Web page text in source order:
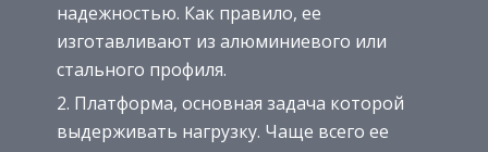
надежностью. Как правило, ее
изготавливают из алюминиевого или
стального профиля.
Платформа, основная задача которой
выдерживать нагрузку. Чаще всего ее